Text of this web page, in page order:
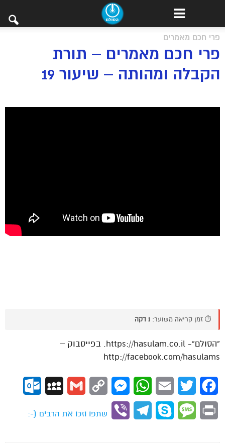
פרי חכם מאמרים
פרי חכם מאמרים – תורת
הקבלה ומהותה – שיעור 19
⏱️ זמן קריאה משוער: 1 דקה
“הסולם”- https://hasulam.co.il. בפייסבוק –
http://facebook.com/hasulams
Facebook
Twitter
Email
WhatsApp
Messenger
Copy
Gmail
MySpace
Print
Message
Skype
Telegram
Viber
שתפו וזכו את הרבים (-: